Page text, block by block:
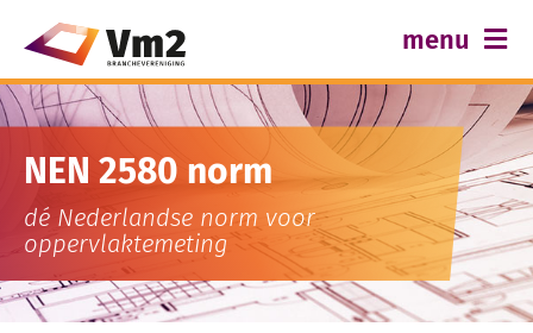
naar
inhoud
menu
Over Vm2
Normen en certificering
Best practices
Actueel
NEN 2580 norm
dé Nederlandse norm voor
oppervlaktemeting